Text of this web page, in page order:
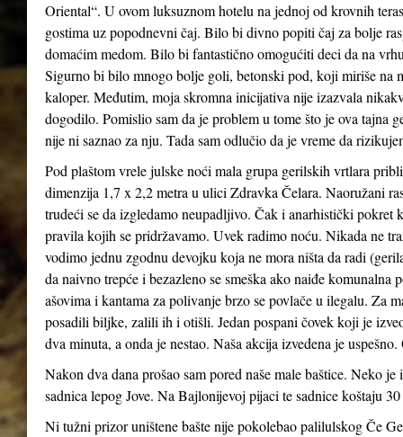
Oriental“. U ovom luksuznom hotelu na jednoj od krovnih
gostima uz popodnevni čaj. Bilo bi divno popiti čaj za bolje
domaćim medom. Bilo bi fantastično omogućiti deci da na
Sigurno bi bilo mnogo bolje goli, betonski pod, koji miriše na
kaloper. Međutim, moja skromna inicijativa nije izazvala
dogodilo. Pomislio sam da je problem u tome što je ova tajna
nije ni saznao za nju. Tada sam odlučio da je vreme da
Pod plaštom vrele julske noći mala grupa gerilskih vrtlara
dimenzija 1,7 x 2,2 metra u ulici Zdravka Čelara. Naoružani
trudeći se da izgledamo neupadljivo. Čak i anarhistički pokret
pravila kojih se pridržavamo. Uvek radimo noću. Nikada ne
vodimo jednu zgodnu devojku koja ne mora ništa da radi
da naivno trepće i bezazleno se smeška ako naiđe
ašovima i kantama za polivanje brzo se povlače u ilegalu. Za
posadili biljke, zalili ih i otišli. Jedan pospani čovek koji je
dva minuta, a onda je nestao. Naša akcija izvedena je
Nakon dva dana prošao sam pored naše male baštice. Neko
sadnica lepog Jove. Na Bajlonijevoj pijaci te sadnice koštaju
Ni tužni prizor uništene bašte nije pokolebao palilulskog Če